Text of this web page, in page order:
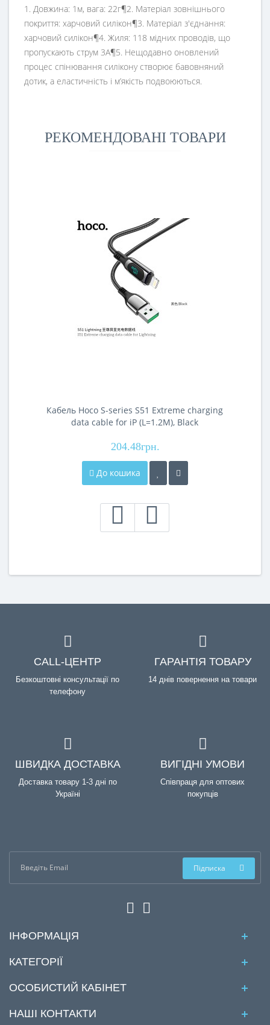
1. Довжина: 1м, вага: 22г¶2. Матеріал зовнішнього
покриття: харчовий силікон¶3. Матеріал з'єднання:
харчовий силікон¶4. Жиля: 118 мідних проводів, що
пропускають струм 3А¶5. Нещодавно оновлений
процес спінювання силікону створює бавовняний
дотик, а еластичність і м’якість подвоюються.
РЕКОМЕНДОВАНІ ТОВАРИ
Кабель Hoco S-series S51 Extreme charging
data cable for iP (L=1.2M), Black
204.48грн.
До кошика
CALL-ЦЕНТР
Безкоштовні консультації по
телефону
ГАРАНТІЯ ТОВАРУ
14 днів повернення на товари
ШВИДКА ДОСТАВКА
Доставка товару 1-3 дні по
Україні
ВИГІДНІ УМОВИ
Співпраця для оптових
покупців
Підписка
ІНФОРМАЦІЯ
КАТЕГОРІЇ
ОСОБИСТИЙ КАБІНЕТ
НАШІ КОНТАКТИ